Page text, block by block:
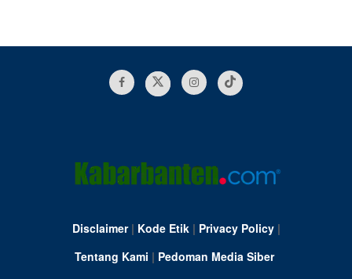
Disclaimer| Kode Etik| Privacy Policy|
Tentang Kami | Pedoman Media Siber